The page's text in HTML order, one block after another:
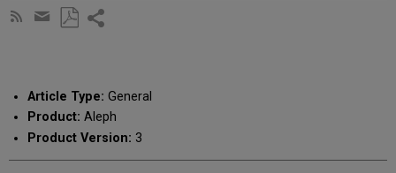
Subscribe
Share
email
Article Type: General
Product: Aleph
Product Version: 3